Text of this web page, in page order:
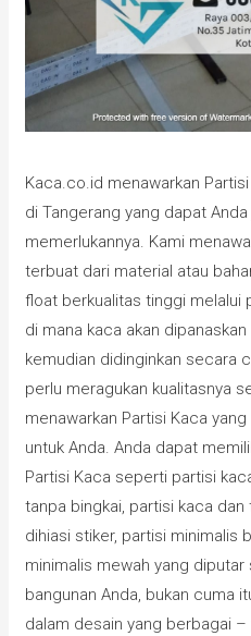
Kaca.co.id menawarkan
di Tangerang yang dapat
memerlukannya. Kami
terbuat dari material atau
float berkualitas tinggi melalui
di mana kaca akan
kemudian didinginkan secara
perlu meragukan kualitasnya
menawarkan Partisi Kaca
untuk Anda. Anda dapat
Partisi Kaca seperti partisi
tanpa bingkai, partisi kaca dan
dihiasi stiker, partisi minimalis
minimalis mewah yang
bangunan Anda, bukan cuma
dalam desain yang berbagai